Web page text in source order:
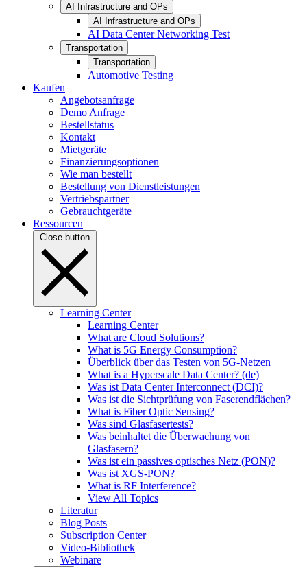
AI Infrastructure and OPs
AI Infrastructure and OPs
AI Data Center Networking Test
Transportation
Transportation
Automotive Testing
Kaufen
Angebotsanfrage
Demo Anfrage
Bestellstatus
Kontakt
Mietgeräte
Finanzierungsoptionen
Wie man bestellt
Bestellung von Dienstleistungen
Vertriebspartner
Gebrauchtgeräte
Ressourcen
Close button
Learning Center
Learning Center
What are Cloud Solutions?
What is 5G Energy Consumption?
Überblick über das Testen von 5G-Netzen
What is a Hyperscale Data Center? (de)
Was ist Data Center Interconnect (DCI)?
Was ist die Sichtprüfung von Faserendflächen?
What is Fiber Optic Sensing?
Was sind Glasfasertests?
Was beinhaltet die Überwachung von
Glasfasern?
Was ist ein passives optisches Netz (PON)?
Was ist XGS-PON?
What is RF Interference?
View All Topics
Literatur
Blog Posts
Subscription Center
Video-Bibliothek
Webinare